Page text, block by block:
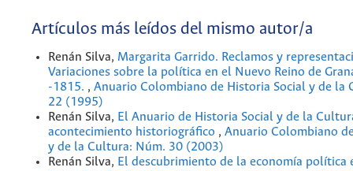
Artículos más leídos del mismo autor/a
Renán Silva, Margarita Garrido. Reclamos y
Variaciones sobre la política en el Nuevo Reino de
-1815. , Anuario Colombiano de Historia Social y de la
22 (1995)
Renán Silva, El Anuario de Historia Social y de la
acontecimiento historiográfico , Anuario Colombiano
y de la Cultura: Núm. 30 (2003)
Renán Silva, El descubrimiento de la economía política